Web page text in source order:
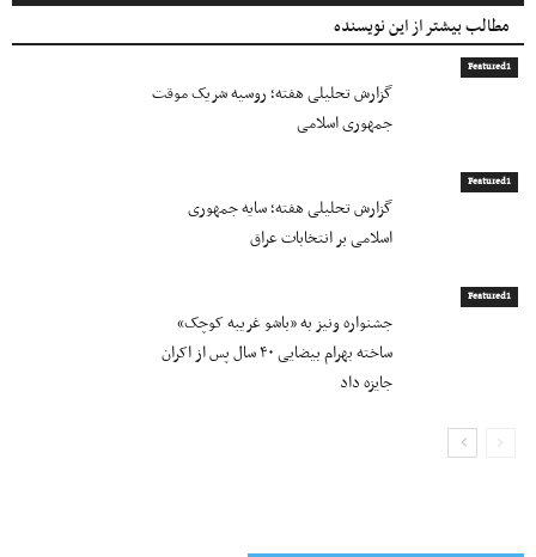
مطالب بیشتر از این نویسنده
Featured1
گزارش تحلیلی هفته؛ روسیه شریک موقت
جمهوری اسلامی
Featured1
گزارش تحلیلی هفته؛ سایه جمهوری
اسلامی بر انتخابات عراق
Featured1
جشنواره ونیز به «باشو غریبه کوچک»
ساخته بهرام بیضایی ۴۰ سال پس از اکران
جایزه داد